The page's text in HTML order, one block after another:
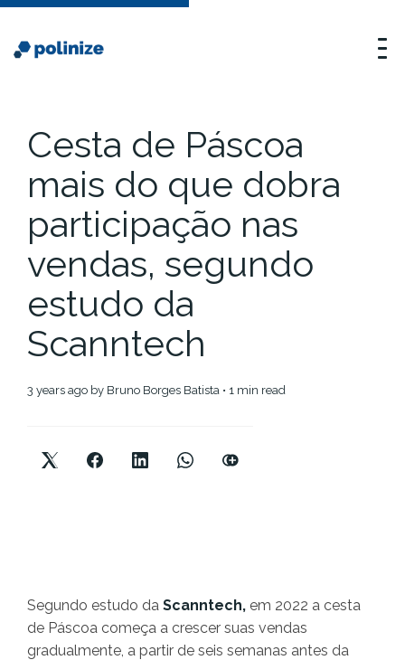
Cesta de Páscoa
mais do que dobra
participação nas
vendas, segundo
estudo da
Scanntech
3 years ago by Bruno Borges Batista • 1 min read
Segundo estudo da Scanntech, em 2022 a cesta
de Páscoa começa a crescer suas vendas
gradualmente, a partir de seis semanas antes da